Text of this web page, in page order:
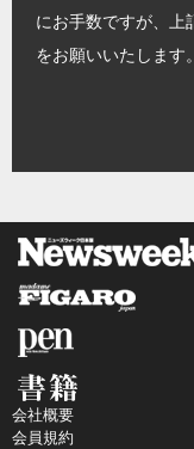
にお手数ですが、上
をお願いいたします。
会社概要
会員規約